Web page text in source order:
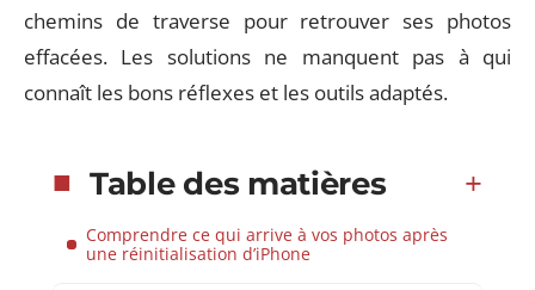
chemins de traverse pour retrouver ses photos
effacées. Les solutions ne manquent pas à qui
connaît les bons réflexes et les outils adaptés.
Table des matières
Comprendre ce qui arrive à vos photos après
une réinitialisation d’iPhone